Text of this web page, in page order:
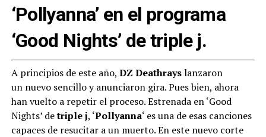
‘Pollyanna’ en el programa
‘Good Nights’ de triple j.
A principios de este año, DZ Deathrayslanzaron
un nuevo sencillo y anunciaron gira. Pues bien, ahora
han vuelto a repetir el proceso. Estrenada en ‘Good
Nights’ detriple j, ‘Pollyanna‘ es una de esas canciones
capaces de resucitar a un muerto. En este nuevo corte